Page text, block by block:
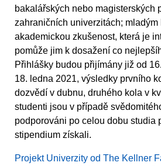
bakalářských nebo magisterských
zahraničních univerzitách;
akademickou zkušenost, která je
pomůže jim k dosažení co
Přihlášky budou přijímány již od
18. ledna 2021, výsledky prvního
dozvědí v dubnu, druhého kola v
studenti jsou v případě
podporováni po celou dobu studia
stipendium získali.
Projekt Univerzity od The Kellner